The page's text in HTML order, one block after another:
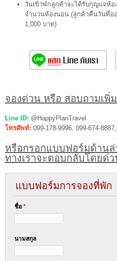
วันเข้าพักลูกค้าจะได้รับกุญแจห้อ
จำนวนห้องนอน (ลูกค้าคืนวันที่อ
1,000 บาท)
จองด่วน หรือ สอบถามเพิ่
Line ID: @HappyPlanTravel
โทรศัพท์: 099-178-9996, 099-674-
หรือกรอกแบบฟอร์มด้าน
ทางเราจะตอบกลับโดยด่ว
แบบฟอร์มการจองที่พัก
ชื่อ *
นามสกุล